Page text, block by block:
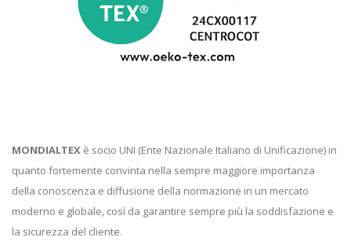
MONDIALTEX è socio UNI (Ente Nazionale Italiano di Unificazione) in
quanto fortemente convinta nella sempre maggiore importanza
della conoscenza e diffusione della normazione in un mercato
moderno e globale, così da garantire sempre più la soddisfazione e
la sicurezza del cliente.